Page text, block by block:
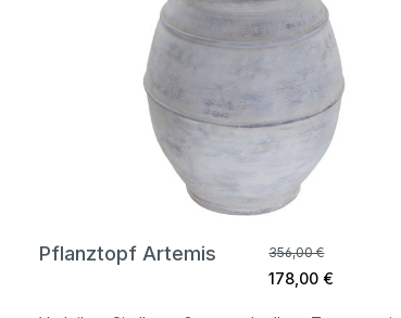
Pflanztopf Artemis 356,00 €
178,00 €